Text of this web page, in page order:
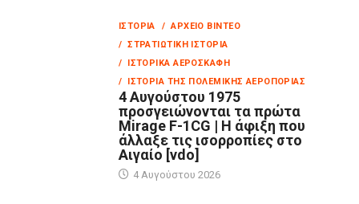
ΙΣΤΟΡΊΑ
/ ΑΡΧΕΊΟ ΒΊΝΤΕΟ
/ ΣΤΡΑΤΙΩΤΙΚΉ ΙΣΤΟΡΊΑ
/ ΙΣΤΟΡΙΚΆ ΑΕΡΟΣΚΆΦΗ
/ ΙΣΤΟΡΊΑ ΤΗΣ ΠΟΛΕΜΙΚΉΣ ΑΕΡΟΠΟΡΊΑΣ
4 Αυγούστου 1975
προσγειώνονται τα πρώτα
Mirage F-1CG | Η άφιξη που
άλλαξε τις ισορροπίες στο
Αιγαίο [vdo]
4 Αυγούστου 2026